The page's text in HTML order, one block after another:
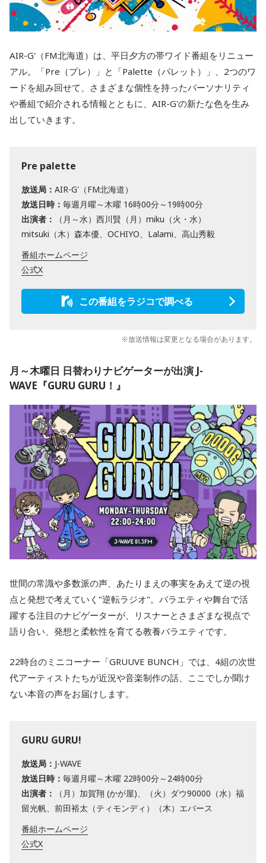
AIR-G'（FM北海道）は、平日夕方の帯ワイド番組をリニュー
アル。「Pre（プレ）」と「Palette（パレット）」、2つのワ
ードを組み回せて、さまざまな個性を持ったパーソナリティ
や番組で紹介される情報とともに、AIR-G'の新たな色を生み
出していきます。
Pre palette
放送局： AIR-G'（FM北海道）
放送日時： 毎週月曜～木曜 16時00分～19時00分
出演者：
（月～水）西川賢（月）miku（火・水）
mitsuki（木）森本優、OCHIYO、Lalami、高山秀毅
番組ホームページ
公式X
この番組をラジコで調べる
※放送情報は変更となる場合があります。
月～木曜日 日替わりナビゲーターが出演 J-
WAVE『GURU GURU！』
世間の常識や多数派の声、あたりまえの事実をあえて逆の視
点と発想で考えていく"逆転ラジオ"。バラエティや舞台で活
躍する注目のナビゲーターが、リスナーとさまざまな視点で
語り合い、発想と柔軟性を育てる教養バラエティです。
22時台のミニコーナー「GRUUVE BUNCH」では、4組の次世
代アーティストたちが近況や音楽制作の話、ここでしか聞け
ない本音の声をお届けします。
GURU GURU!
放送局： J-WAVE
放送日時： 毎週月曜～木曜 22時00分～24時00分
出演者：
（月）加賀翔 (かが屋)、（火）ダウ90000（水）福
留光帆、前田裕太（ティモンディ）（木）エバース
番組ホームページ
公式X